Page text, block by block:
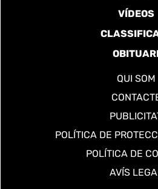
VÍDEOS
QUI SOM
POLÍTICA DE
POLÍTICA DE
AVÍS